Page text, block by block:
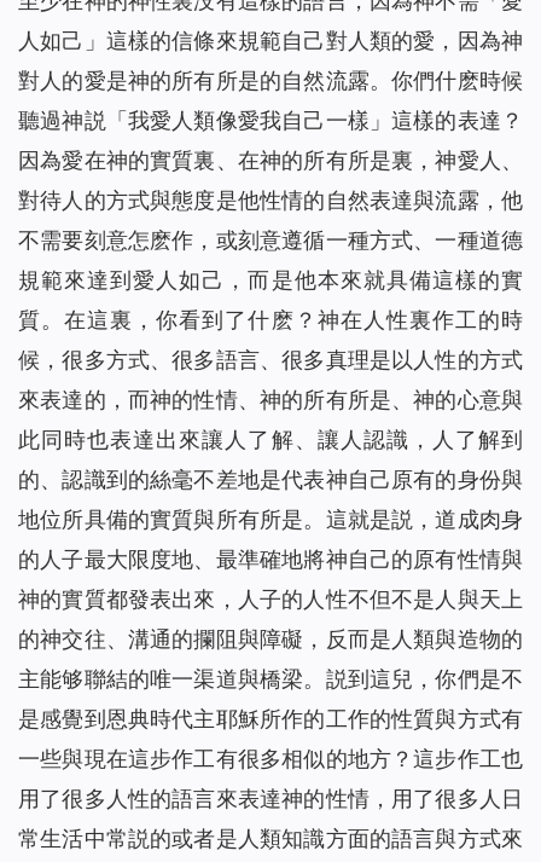
人如己」這樣的信條來規範自己對人類的愛，因為神
對人的愛是神的所有所是的自然流露。你們什麽時候
聽過神説「我愛人類像愛我自己一樣」這樣的表達？
因為愛在神的實質裏、在神的所有所是裏，神愛人、
對待人的方式與態度是他性情的自然表達與流露，他
不需要刻意怎麽作，或刻意遵循一種方式、一種道德
規範來達到愛人如己，而是他本來就具備這樣的實
質。在這裏，你看到了什麽？神在人性裏作工的時
候，很多方式、很多語言、很多真理是以人性的方式
來表達的，而神的性情、神的所有所是、神的心意與
此同時也表達出來讓人了解、讓人認識，人了解到
的、認識到的絲毫不差地是代表神自己原有的身份與
地位所具備的實質與所有所是。這就是説，道成肉身
的人子最大限度地、最準確地將神自己的原有性情與
神的實質都發表出來，人子的人性不但不是人與天上
的神交往、溝通的攔阻與障礙，反而是人類與造物的
主能够聯結的唯一渠道與橋梁。説到這兒，你們是不
是感覺到恩典時代主耶穌所作的工作的性質與方式有
一些與現在這步作工有很多相似的地方？這步作工也
用了很多人性的語言來表達神的性情，用了很多人日
常生活中常説的或者是人類知識方面的語言與方式來